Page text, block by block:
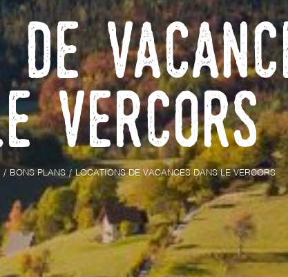
Vercors
BONS PLANS LOCATIONS DE VACANCES DANS LE VERCORS